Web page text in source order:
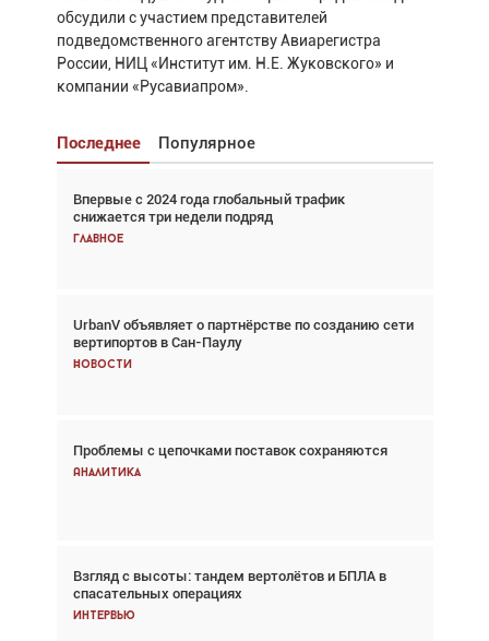
обсудили с участием представителей
подведомственного агентству Авиарегистра
России, НИЦ «Институт им. Н.Е. Жуковского» и
компании «Русавиапром».
Последнее Популярное
Впервые с 2024 года глобальный трафик
снижается три недели подряд
Главное
UrbanV объявляет о партнёрстве по созданию сети
вертипортов в Сан-Паулу
Новости
Проблемы с цепочками поставок сохраняются
Аналитика
Взгляд с высоты: тандем вертолётов и БПЛА в
спасательных операциях
Интервью
Взгляд с высоты: тандем вертолётов и БПЛА в
спасательных операциях
Главное
Авиационный фотограф Дэйв Кох: «Фотография
говорит сама за себя... а ИИ всё портит»
Новости
Впервые с 2024 года глобальный трафик
снижается три недели подряд
Частный самолёт – это актив. Подходите к
покупке соответствующим образом
Интервью